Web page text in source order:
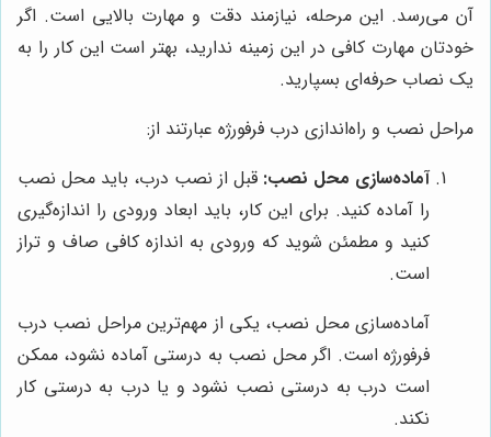
آن می‌رسد. این مرحله، نیازمند دقت و مهارت بالایی است. اگر
خودتان مهارت کافی در این زمینه ندارید، بهتر است این کار را به
یک نصاب حرفه‌ای بسپارید.
مراحل نصب و راه‌اندازی درب فرفورژه عبارتند از:
آماده‌سازی محل نصب: قبل از نصب درب، باید محل نصب
را آماده کنید. برای این کار، باید ابعاد ورودی را اندازه‌گیری
کنید و مطمئن شوید که ورودی به اندازه کافی صاف و تراز
است.
آماده‌سازی محل نصب، یکی از مهم‌ترین مراحل نصب درب
فرفورژه است. اگر محل نصب به درستی آماده نشود، ممکن
است درب به درستی نصب نشود و یا درب به درستی کار
نکند.